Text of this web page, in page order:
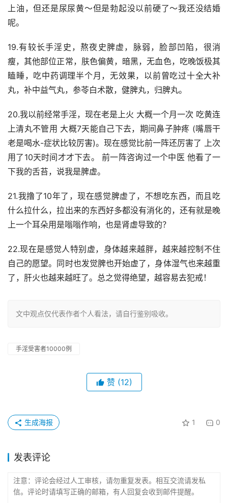
上油，但还是尿尿黄～但是勃起没以前硬了～我还没结婚
呢。
19.有较长手淫史，熬夜史脾虚，脉弱，脸部凹陷，很消
瘦，其他部位正常，肤色偏黄，暗黑，无血色，吃晚饭极其
瞌睡，吃中药调理半个月，无效果，以前曾吃过十全大补
丸，补中益气丸，参苓白术散，健脾丸，归脾丸。
20.我以前经常手淫，现在老是上火 大概一个月一次 吃黄连
上清丸不管用 大概7天能自己下去，期间鼻子肿疼 (嘴唇干
老是喝水-症状比较厉害)。现在感觉比前一阵还厉害了 上次
用了10天时间才才下去。 前一阵咨询过一个中医 他看了一
下我的舌苔，说我是脾虚。
21.我撸了10年了，现在感觉脾虚了，不想吃东西，而且吃
什么拉什么，拉出来的东西好多都没有消化的，还有就是晚
上一个耳朵用是嗡嗡作响，也是肾虚导致的？
22.现在是感觉人特别虚，身体越来越胖，越来越控制不住
自己的愿望。同时也发觉脾也开始虚了，身体湿气也来越重
了，肝火也越来越旺了。总之觉得绝望，越容易去犯戒！
文中观点仅代表作者个人看法，请自行鉴别吸收。
手淫受害者10000例
赞 (12)
1 0
生成海报
发表评论